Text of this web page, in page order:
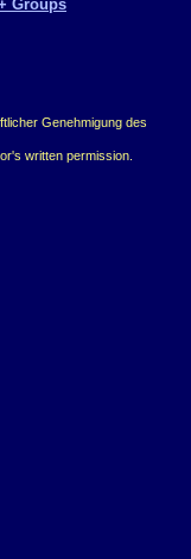
Groups
Genehmigung des
written permission.